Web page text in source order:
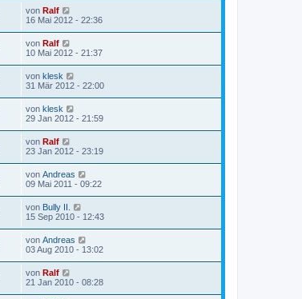
von Ralf
16 Mai 2012 - 22:36
von Ralf
10 Mai 2012 - 21:37
von klesk
31 Mär 2012 - 22:00
von klesk
29 Jan 2012 - 21:59
von Ralf
23 Jan 2012 - 23:19
von Andreas
09 Mai 2011 - 09:22
von Bully II.
15 Sep 2010 - 12:43
von Andreas
03 Aug 2010 - 13:02
von Ralf
21 Jan 2010 - 08:28